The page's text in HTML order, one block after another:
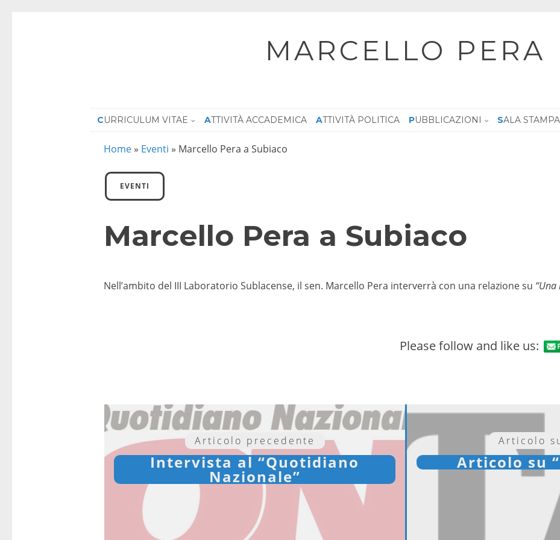
MARCELLO PERA
CURRICULUM VITAE ATTIVITÀ ACCADEMICA ATTIVITÀ POLITICA PUBBLICAZIONI SALA STAMPA
Home » Eventi » Marcello Pera a Subiaco
EVENTI
Marcello Pera a Subiaco
Nell’ambito del III Laboratorio Sublacense, il sen. Marcello Pera interverrà con una relazione su
Please follow and like us:
Articolo precedente
Intervista al “Quotidiano
Nazionale”
Articolo
Articolo su